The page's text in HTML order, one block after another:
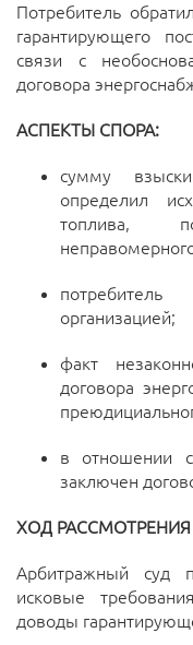
Потребитель
гарантирующего
связи с
договора
АСПЕКТЫ СПОРА:
сумму
определил
топлива,
организацией;
факт
договора
в отношении
заключен
ХОД РАССМОТРЕНИЯ
Арбитражный суд
исковые
доводы